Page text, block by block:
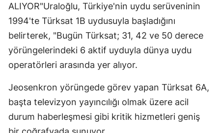
ALIYOR"Uraloğlu, Türkiye'nin uydu serüveninin
1994'te Türksat 1B uydusuyla başladığını
belirterek, "Bugün Türksat; 31, 42 ve 50 derece
yörüngelerindeki 6 aktif uyduyla dünya uydu
operatörleri arasında yer alıyor.
Jeosenkron yörüngede görev yapan Türksat 6A,
başta televizyon yayıncılığı olmak üzere acil
durum haberleşmesi gibi kritik hizmetleri geniş